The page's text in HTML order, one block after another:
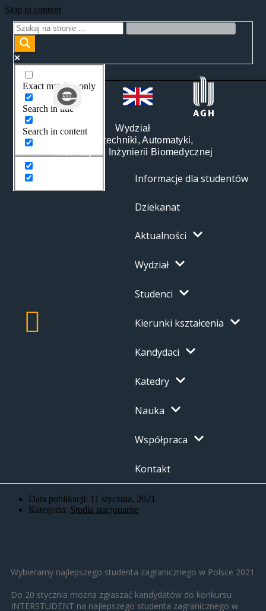
Skip to content
Exact matches only
Search in title
Search in content
Wydział
Elektrotechniki, Automatyki,
Informatyki i Inżynierii Biomedycznej
Informacje dla studentów
Dziekanat
Aktualności
Wydział
Studenci
Kierunki kształcenia
Kandydaci
Katedry
Nauka
Współpraca
Kontakt
Data publikacji: 11 stycznia, 2021
Kategoria: Studia stacjonarne
Wybieramy najlepszego studenta zagranicznego w Polsce 2021
Do 20 stycznia można zgłaszać kandydatów do konkursu
INTERSTUDENT na najlepszego studenta zagranicznego w